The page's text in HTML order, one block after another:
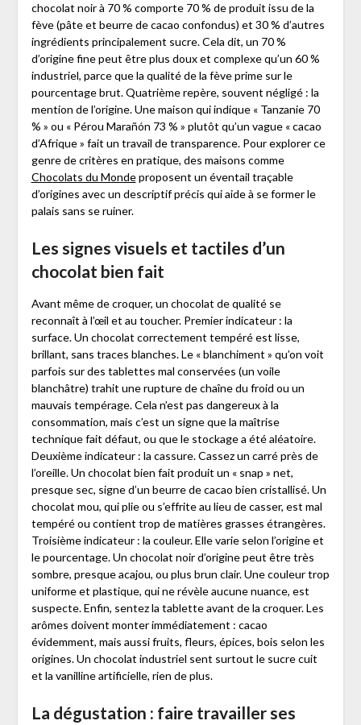
chocolat noir à 70 % comporte 70 % de produit issu de la
fève (pâte et beurre de cacao confondus) et 30 % d’autres
ingrédients principalement sucre. Cela dit, un 70 %
d’origine fine peut être plus doux et complexe qu’un 60 %
industriel, parce que la qualité de la fève prime sur le
pourcentage brut. Quatrième repère, souvent négligé : la
mention de l’origine. Une maison qui indique « Tanzanie 70
% » ou « Pérou Marañón 73 % » plutôt qu’un vague « cacao
d’Afrique » fait un travail de transparence. Pour explorer ce
genre de critères en pratique, des maisons comme
Chocolats du Mondeproposent un éventail traçable
d’origines avec un descriptif précis qui aide à se former le
palais sans se ruiner.
Les signes visuels et tactiles d’un
chocolat bien fait
Avant même de croquer, un chocolat de qualité se
reconnaît à l’œil et au toucher. Premier indicateur : la
surface. Un chocolat correctement tempéré est lisse,
brillant, sans traces blanches. Le « blanchiment » qu’on voit
parfois sur des tablettes mal conservées (un voile
blanchâtre) trahit une rupture de chaîne du froid ou un
mauvais tempérage. Cela n’est pas dangereux à la
consommation, mais c’est un signe que la maîtrise
technique fait défaut, ou que le stockage a été aléatoire.
Deuxième indicateur : la cassure. Cassez un carré près de
l’oreille. Un chocolat bien fait produit un « snap » net,
presque sec, signe d’un beurre de cacao bien cristallisé. Un
chocolat mou, qui plie ou s’effrite au lieu de casser, est mal
tempéré ou contient trop de matières grasses étrangères.
Troisième indicateur : la couleur. Elle varie selon l’origine et
le pourcentage. Un chocolat noir d’origine peut être très
sombre, presque acajou, ou plus brun clair. Une couleur trop
uniforme et plastique, qui ne révèle aucune nuance, est
suspecte. Enfin, sentez la tablette avant de la croquer. Les
arômes doivent monter immédiatement : cacao
évidemment, mais aussi fruits, fleurs, épices, bois selon les
origines. Un chocolat industriel sent surtout le sucre cuit
et la vanilline artificielle, rien de plus.
La dégustation : faire travailler ses